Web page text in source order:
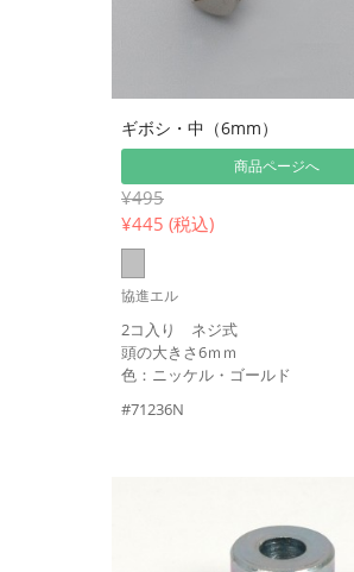
ギボシ・中（6mm）
商品ページへ
¥495
¥445 (税込)
協進エル
2コ入り ネジ式
頭の大きさ6ｍｍ
色：ニッケル・ゴールド
#71236N